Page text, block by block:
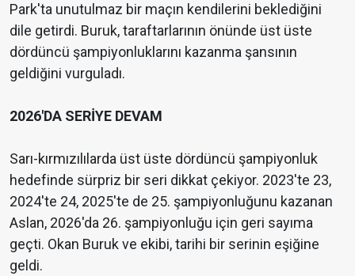
Park'ta unutulmaz bir maçın kendilerini beklediğini
dile getirdi. Buruk, taraftarlarının önünde üst üste
dördüncü şampiyonluklarını kazanma şansının
geldiğini vurguladı.
2026'DA SERİYE DEVAM
Sarı-kırmızılılarda üst üste dördüncü şampiyonluk
hedefinde sürpriz bir seri dikkat çekiyor. 2023'te 23,
2024'te 24, 2025'te de 25. şampiyonluğunu kazanan
Aslan, 2026'da 26. şampiyonluğu için geri sayıma
geçti. Okan Buruk ve ekibi, tarihi bir serinin eşiğine
geldi.